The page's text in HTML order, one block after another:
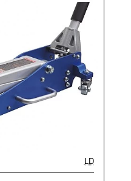
LD